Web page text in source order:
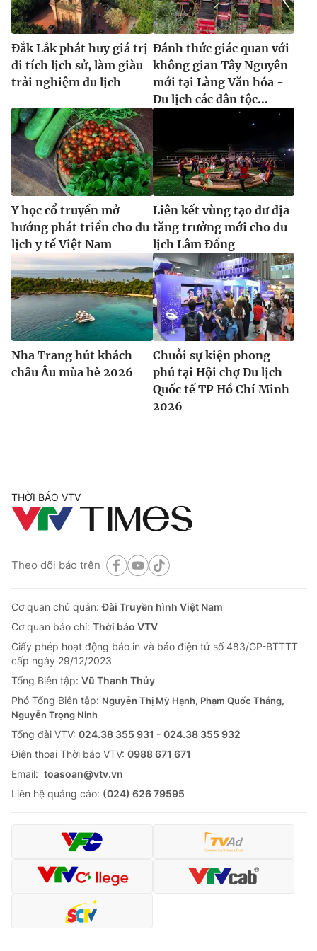
Đắk Lắk phát huy giá trị
di tích lịch sử, làm giàu
trải nghiệm du lịch
Đánh thức giác quan với
không gian Tây Nguyên
mới tại Làng Văn hóa -
Du lịch các dân tộc...
Y học cổ truyền mở
hướng phát triển cho du
lịch y tế Việt Nam
Liên kết vùng tạo dư địa
tăng trưởng mới cho du
lịch Lâm Đồng
Nha Trang hút khách
châu Âu mùa hè 2026
Chuỗi sự kiện phong
phú tại Hội chợ Du lịch
Quốc tế TP Hồ Chí Minh
2026
THỜI BÁO VTV
Theo dõi báo trên
Cơ quan chủ quản:Đài Truyền hình Việt Nam
Cơ quan báo chí: Thời báo VTV
Giấy phép hoạt động báo in và báo điện tử số 483/GP-BTTTT
cấp ngày 29/12/2023
Tổng Biên tập: Vũ Thanh Thủy
Phó Tổng Biên tập: Nguyễn Thị Mỹ Hạnh, Phạm Quốc Thắng,
Nguyễn Trọng Ninh
Tổng đài VTV: 024.38 355 931 - 024.38 355 932
Ðiện thoại Thời báo VTV: 0988 671 671
Email: toasoan@vtv.vn
Liên hệ quảng cáo: (024) 626 79595